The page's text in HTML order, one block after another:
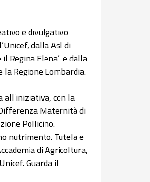
e divulgativo
dalla Asl di
Regina Elena” e dalla
Regione Lombardia.
all’iniziativa, con la
Maternità di
Pollicino.
nutrimento. Tutela e
di Agricoltura,
Guarda il